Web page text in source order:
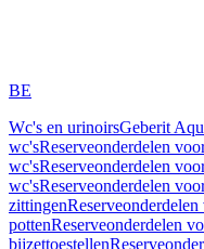
BE
Wc's en urinoirsGeberit
wc'sReserveonderdelen
wc'sReserveonderdelen
wc'sReserveonderdelen
zittingen
pottenReserveonderdelen
bijzettoestellen